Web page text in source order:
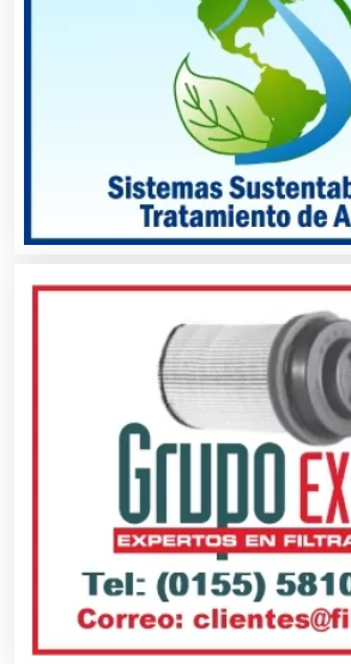
Automatización
Automóviles Nuevos y
Autopartes Eléctricas
Avaluos
Balnearios
Bancos
Banquetes
Bares y Cantinas